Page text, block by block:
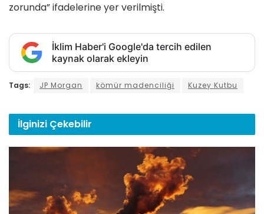
zorunda” ifadelerine yer verilmişti.
İklim Haber'i Google'da tercih edilen
kaynak olarak ekleyin
Tags: JP Morgan kömür madenciliği Kuzey Kutbu
İlginizi Çekebilir